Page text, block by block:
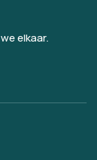
elkaar.